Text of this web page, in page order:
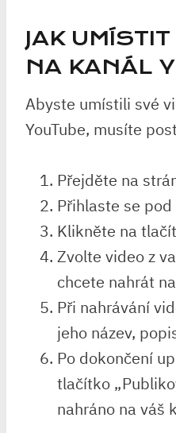
JAK
NA KANÁL
Abyste umístili své
YouTube, musíte
Přejděte na
Přihlaste se
Klikněte na
Zvolte video z
chcete nahrát
Při nahrávání
jeho název,
Po dokončení
tlačítko
nahráno na váš